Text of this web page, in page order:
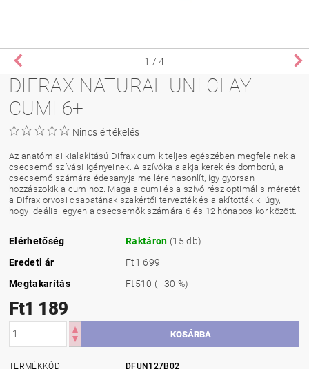
1 / 4
DIFRAX NATURAL UNI CLAY
CUMI 6+
Nincs értékelés
Az anatómiai kialakítású Difrax cumik teljes egészében megfelelnek a
csecsemő szívási igényeinek. A szívóka alakja kerek és domború, a
csecsemő számára édesanyja mellére hasonlít, így gyorsan
hozzászokik a cumihoz. Maga a cumi és a szívó rész optimális méretét
a Difrax orvosi csapatának szakértői tervezték és alakították ki úgy,
hogy ideális legyen a csecsemők számára 6 és 12 hónapos kor között.
Elérhetőség Raktáron (15 db)
Eredeti ár
Ft1 699
Megtakarítás
Ft510 (–30 %)
Ft1 189
TERMÉKKÓD
DFUN127B02